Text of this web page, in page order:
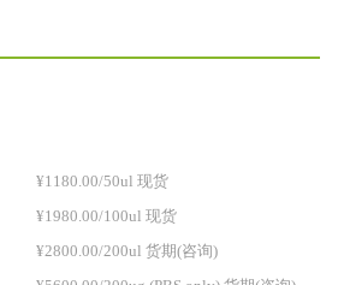
¥1180.00/50ul 现货
¥1980.00/100ul 现货
¥2800.00/200ul 货期(咨询)